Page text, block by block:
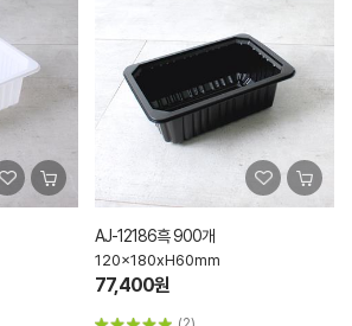
AJ-12186흑 900개
120x180xH60mm
77,400원